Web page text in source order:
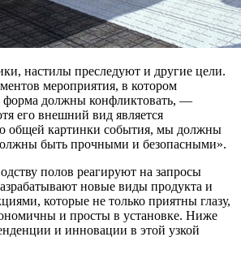
настилы преследуют и другие цели.
мероприятия, в котором
форма должны конфликтовать, —
его внешний вид является
общей картинки события, мы должны
быть прочными и безопасными».
полов реагируют на запросы
новые виды продукта и
которые не только приятны глазу,
и просты в установке. Ниже
и инновации в этой узкой